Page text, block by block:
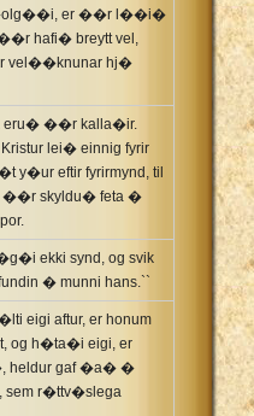
er ��r l��i�
hafi� breytt vel,
vel��knunar hj�
eru� ��r kalla�ir.
lei� einnig fyrir
y�ur eftir fyrirmynd, til
skyldu� feta �
ekki synd, og svik
� munni hans.``
eigi aftur, er honum
og h�ta�i eigi, er
heldur gaf �a� �
sem r�ttv�slega